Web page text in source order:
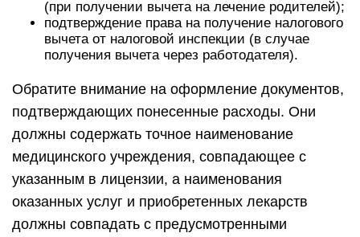
(при получении вычета на лечение родителей);
подтверждение права на получение налогового
вычета от налоговой инспекции (в случае
получения вычета через работодателя).
Обратите внимание на оформление документов,
подтверждающих понесенные расходы. Они
должны содержать точное наименование
медицинского учреждения, совпадающее с
указанным в лицензии, а наименования
оказанных услуг и приобретенных лекарств
должны совпадать с предусмотренными